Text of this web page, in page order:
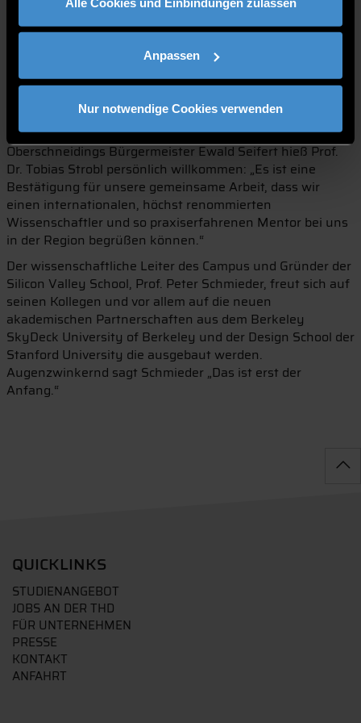
Anpassen
Nur notwendige Cookies verwenden
erfolgreich Startups in den Phasen der
Unternehmensgründung, -entwicklung und -skalierung in
internationalen Märkten. Zudem ist Dr. Strobl Lead
Mentor beim German Accelerator Silicon Valley, Open
Austria sowie dem INNOGATE Technology Accelerator. Als
Dozent ist er an der INSEEC Business School strategischer
Berater aktiv.
Oberschneidings Bürgermeister Ewald Seifert hieß Prof.
Dr. Tobias Strobl persönlich willkommen: „Es ist eine
Bestätigung für unsere gemeinsame Arbeit, dass wir
einen internationalen, höchst renommierten
Wissenschaftler und so praxiserfahrenen Mentor bei uns
in der Region begrüßen können.“
Der wissenschaftliche Leiter des Campus und Gründer der
Silicon Valley School, Prof. Peter Schmieder, freut sich auf
seinen Kollegen und vor allem auf die neuen
akademischen Partnerschaften aus dem Berkeley
SkyDeck University of Berkeley und der Design School der
Stanford University die ausgebaut werden.
Augenzwinkernd sagt Schmieder „Das ist erst der
Anfang.“
QUICKLINKS
STUDIENANGEBOT
JOBS AN DER THD
FÜR UNTERNEHMEN
PRESSE
KONTAKT
ANFAHRT